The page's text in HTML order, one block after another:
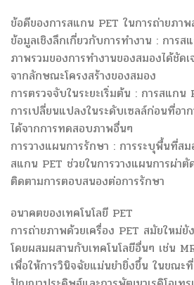
ข้อดีของการสแกน PET ในการถ่ายภา
ข้อมูลเชิงลึกเกี่ยวกับการทำงาน : การส
ภาพรวมของการทำงานของสมองได้ชัด
จากลักษณะโครงสร้างของสมอง
การตรวจจับในระยะเริ่มต้น : การสแกน
การเปลี่ยนแปลงในระดับเซลล์ก่อนที่อา
ได้จากการทดสอบภาพอื่นๆ
การวางแผนการรักษา : การระบุพื้นที่ส
สแกน PET ช่วยในการวางแผนการผ่า
ติดตามการตอบสนองต่อการรักษา
อนาคตของเทคโนโลยี PET
การถ่ายภาพด้วยเครื่อง PET สมัยใหม่
โดยผสมผสานกับเทคโนโลยีอื่นๆ เช่น
เพื่อให้การวินิจฉัยแม่นยำยิ่งขึ้น ในขณะ